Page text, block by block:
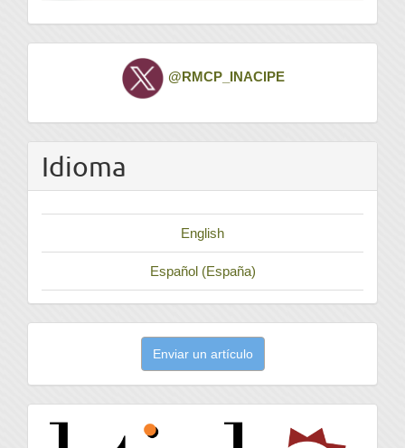
Twitter @RMCP_INACIPE
Idioma
English
Español (España)
artículo
Enviar un artículo
latindex